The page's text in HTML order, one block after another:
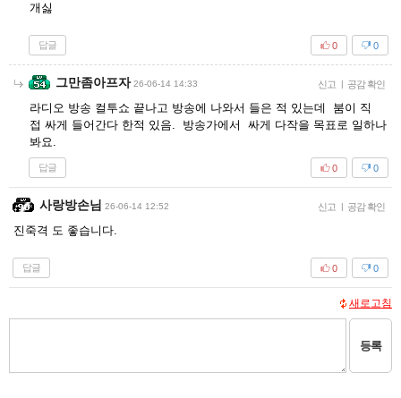
개싫
답글 0
0
그만좀아프자 26-06-14 14:33 신고 | 공감 확인
라디오 방송 컬투쇼 끝나고 방송에 나와서 들은 적 있는데 붐이 직
접 싸게 들어간다 한적 있음. 방송가에서 싸게 다작을 목표로 일하나
봐요.
답글 0
0
사랑방손님 26-06-14 12:52 신고 | 공감 확인
진죽격 도 좋습니다.
답글 0
0
새로고침
등록